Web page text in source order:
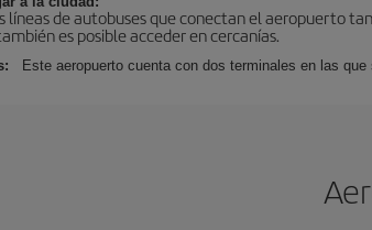
líneas de autobuses que conectan el aeropuerto
es posible acceder en cercanías.
Este aeropuerto cuenta con dos terminales en las